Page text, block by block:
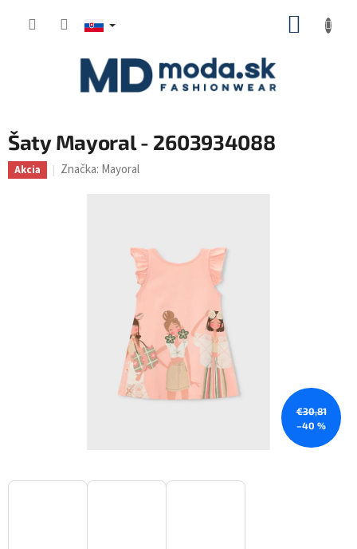
Šaty Mayoral - 2603934088
Akcia Značka: Mayoral
€30,81
–40 %